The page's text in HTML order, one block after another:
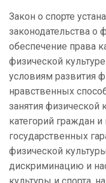
Закон о спорте
законодательства о
обеспечение права
физической
условиям развития
нравственных
занятия физической
категорий граждан и
государственных
физической
дискриминацию и